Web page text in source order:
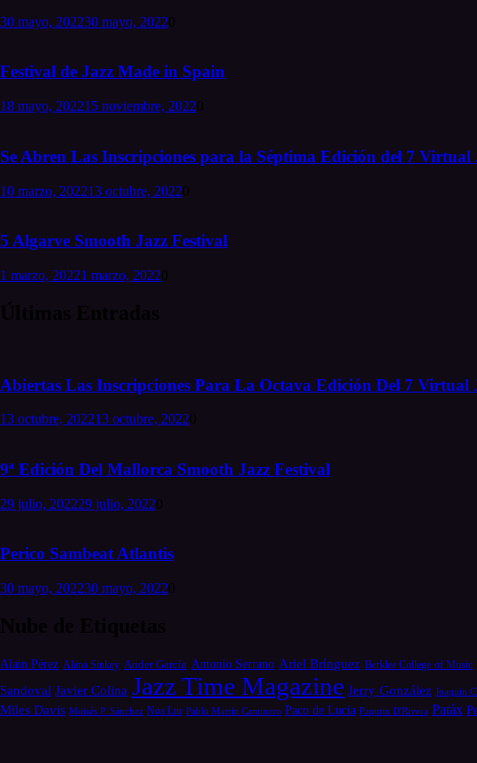
30 mayo, 202230 mayo, 2022
Festival de Jazz Made in Spain
18 mayo, 202215 noviembre, 2022
Se Abren Las Inscripciones para la Séptima Edición del 7 Virtual
10 marzo, 202213 octubre, 2022
5 Algarve Smooth Jazz Festival
1 marzo, 20221 marzo, 2022
Abiertas Las Inscripciones Para La Octava Edición Del 7 Virtual
13 octubre, 202213 octubre, 2022
9ª Edición Del Mallorca Smooth Jazz Festival
29 julio, 202229 julio, 2022
Perico Sambeat Atlantis
30 mayo, 202230 mayo, 2022
Alain Pérez Alana Sinkey Ander García Antonio Serrano Ariel Brínguez Berklee College of Music
Sandoval Javier Colina Jazz Time Magazine Jerry González Joaquin
Miles Davis Moisés P. Sánchez Noa Lur Pablo Martín Caminero Paco de Lucía Paquito D'Rivera Patáx